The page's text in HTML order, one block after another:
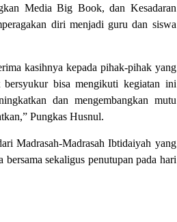
Media Big Book, dan Kesadaran
diri menjadi guru dan siswa
kasihnya kepada pihak-pihak yang
bersyukur bisa mengikuti kegiatan ini
dan mengembangkan mutu
Pungkas Husnul.
Madrasah-Madrasah Ibtidaiyah yang
sekaligus penutupan pada hari